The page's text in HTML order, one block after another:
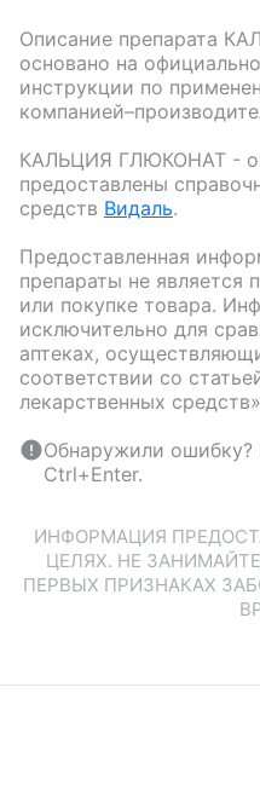
Описание препарата
основано на
инструкции по
КАЛЬЦИЯ ГЛЮКОНАТ -
предоставлены
средств Видаль.
Предоставленная
препараты не
или покупке товара.
исключительно для
аптеках,
соответствии со
лекарственных
Обнаружили
Ctrl+Enter.
ИНФОРМАЦИЯ
ЦЕЛЯХ. НЕ
ПЕРВЫХ ПРИЗНАКАХ